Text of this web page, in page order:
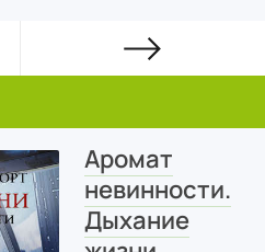
Аромат
невинности.
Дыхание